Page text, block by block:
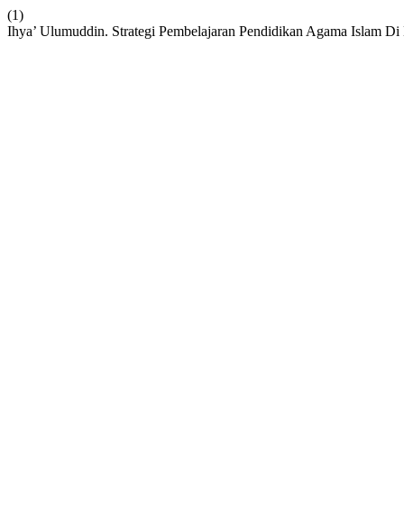
(1)
Ihya’ Ulumuddin. Strategi Pembelajaran Pendidikan Agama Islam